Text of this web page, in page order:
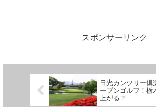
スポンサーリンク
日光カンツリー倶
ープンゴルフ！栃
上がる？